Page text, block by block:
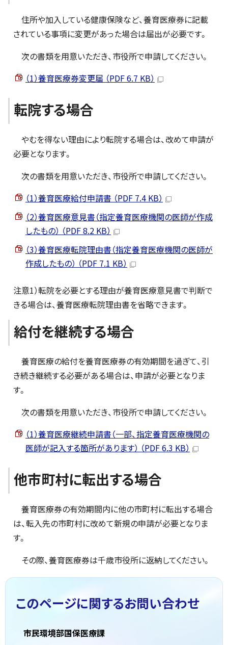
住所や加入している健康保険など、養育医療券に記載
されている事項に変更があった場合は届出が必要です。
次の書類を用意いただき、市役所で申請してください。
（1）養育医療券変更届 （PDF 6.7 KB）
転院する場合
やむを得ない理由により転院する場合は、改めて申請が
必要となります。
次の書類を用意いただき、市役所で申請してください。
（1）養育医療給付申請書 （PDF 7.4 KB）
（2）養育医療意見書（指定養育医療機関の医師が作成
したもの） （PDF 8.2 KB）
（3）養育医療転院理由書（指定養育医療機関の医師が
作成したもの） （PDF 7.1 KB）
注意1）転院を必要とする理由が養育医療意見書で判断で
きる場合は、養育医療転院理由書を省略できます。
給付を継続する場合
養育医療の給付を養育医療券の有効期間を過ぎて、引
き続き継続する必要がある場合は、申請が必要となりま
す。
次の書類を用意いただき、市役所で申請してください。
（1）養育医療継続申請書（一部、指定養育医療機関の
医師が記入する箇所があります） （PDF 6.3 KB）
他市町村に転出する場合
養育医療券の有効期間内に他の市町村に転出する場合
は、転入先の市町村に改めて新規の申請が必要となりま
す。
その際、養育医療券は千歳市役所に返納してください。
このページに関するお問い合わせ
市民環境部国保医療課